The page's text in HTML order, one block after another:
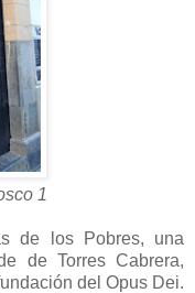
1
de los Pobres, una
de Torres Cabrera,
del Opus Dei.